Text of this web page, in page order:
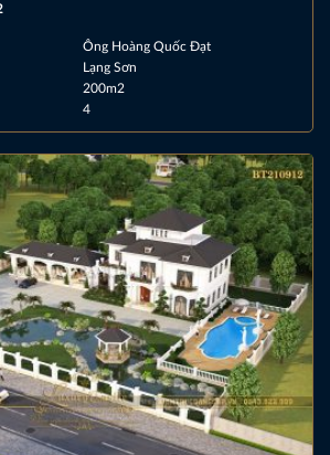
Ông Hoàng Quốc Đạt
Lạng Sơn
200m2
4